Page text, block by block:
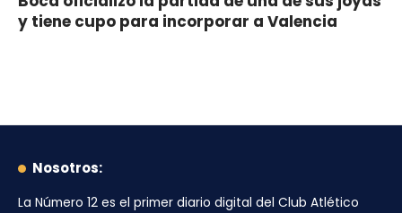
y tiene cupo para incorporar a Valencia
Nosotros:
La Número 12 es el primer diario digital del Club Atlético